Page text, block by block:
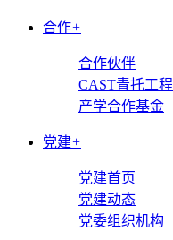
合作+
合作伙伴
CAST青托工程
产学合作基金
党建+
党建首页
党建动态
党委组织机构